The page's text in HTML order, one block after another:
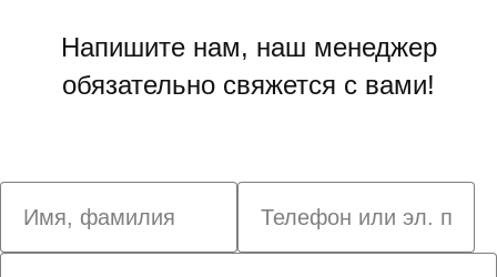
Напишите нам, наш менеджер
обязательно свяжется с вами!